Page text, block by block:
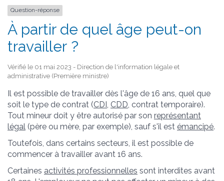
Question-réponse
À partir de quel âge peut-on
travailler ?
Vérifié le 01 mai 2023 - Direction de l'information légale et
administrative (Première ministre)
Il est possible de travailler dès l'âge de 16 ans, quel que
soit le type de contrat (CDI CDD , contrat temporaire).
Tout mineur doit y être autorisé par son représentant
légal (père ou mère, par exemple), sauf s'il est émancipé.
Toutefois, dans certains secteurs, il est possible de
commencer à travailler avant 16 ans.
Certaines activités professionnelles sont interdites avant